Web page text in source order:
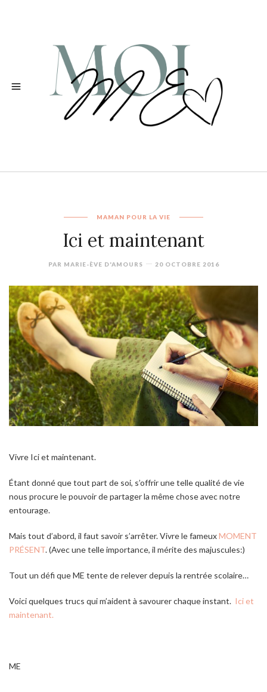
MAMAN POUR LA VIE
Ici et maintenant
PAR MARIE-ÈVE D'AMOURS 20 OCTOBRE 2016
Vivre Ici et maintenant.
Étant donné que tout part de soi, s’offrir une telle qualité de vie
nous procure le pouvoir de partager la même chose avec notre
entourage.
Mais tout d’abord, il faut savoir s’arrêter. Vivre le fameuxMOMENT
PRÉSENT. (Avec une telle importance, il mérite des majuscules:)
Tout un défi que ME tente de relever depuis la rentrée scolaire…
Voici quelques trucs qui m’aident à savourer chaque instant. Ici et
maintenant.
ME